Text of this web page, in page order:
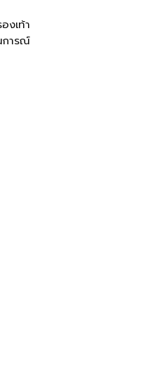
งเท้า
การณ์